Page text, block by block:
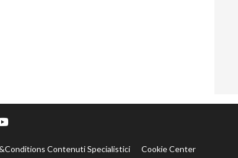
Contenuti Specialistici Cookie Center